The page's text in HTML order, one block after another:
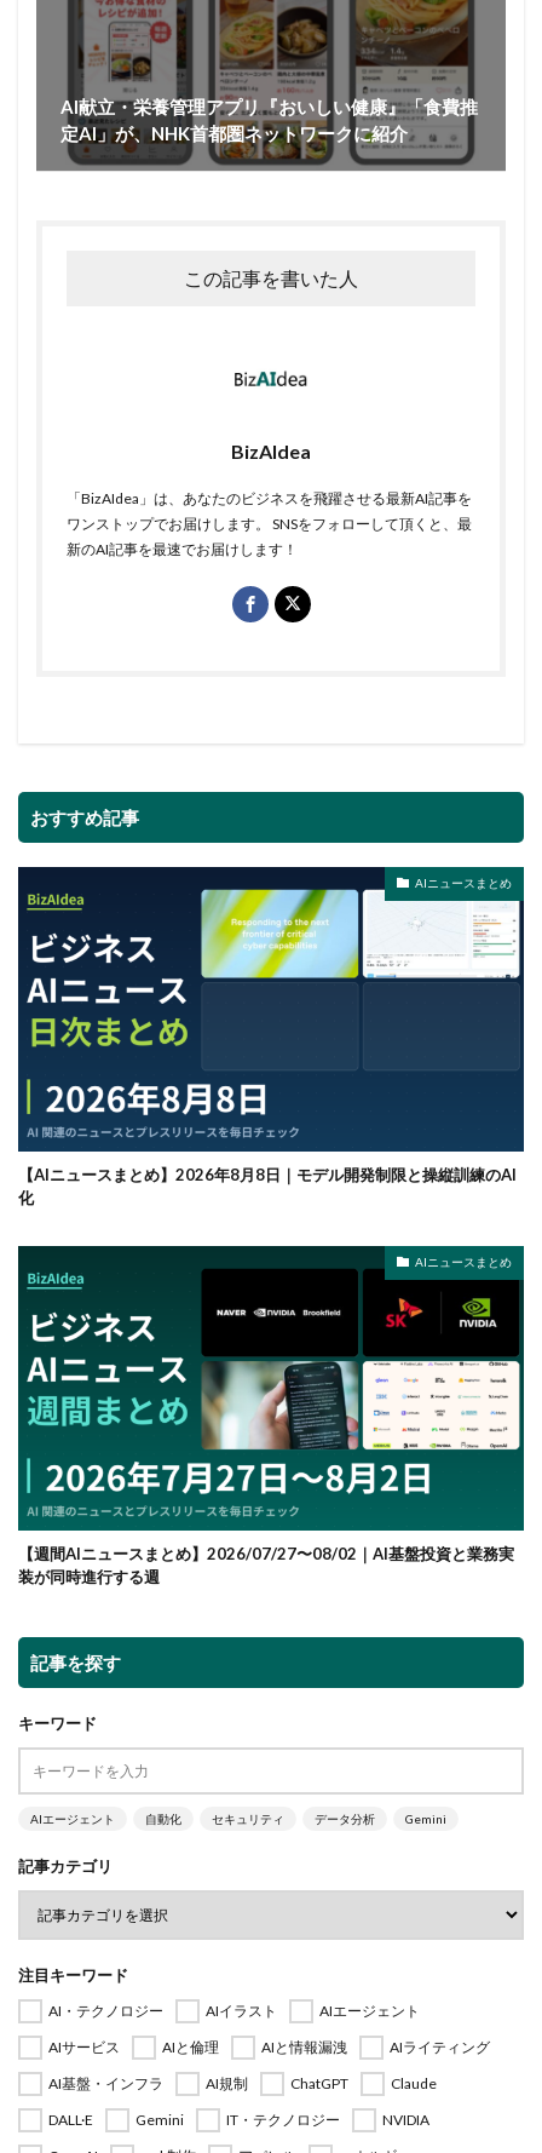
AI献立・栄養管理アプリ『おいしい健康』「食費推
定AI」が、NHK首都圏ネットワークに紹介
この記事を書いた人
BizAIdea
「BizAIdea」は、あなたのビジネスを飛躍させる最新AI記事を
ワンストップでお届けします。 SNSをフォローして頂くと、最
新のAI記事を最速でお届けします！
おすすめ記事
AIニュースまとめ
【AIニュースまとめ】2026年8月8日｜モデル開発制限と操縦訓練のAI
化
AIニュースまとめ
【週間AIニュースまとめ】2026/07/27〜08/02｜AI基盤投資と業務実
装が同時進行する週
記事を探す
キーワード
AIエージェント 自動化 セキュリティ データ分析 Gemini
記事カテゴリ
注目キーワード
AI・テクノロジー AIイラスト
AIエージェント
AIサービス
AIと倫理 AIと情報漏洩
AIライティング
AI基盤・インフラ
AI規制 ChatGPT
Claude
DALL·E
Gemini IT・テクノロジー
NVIDIA